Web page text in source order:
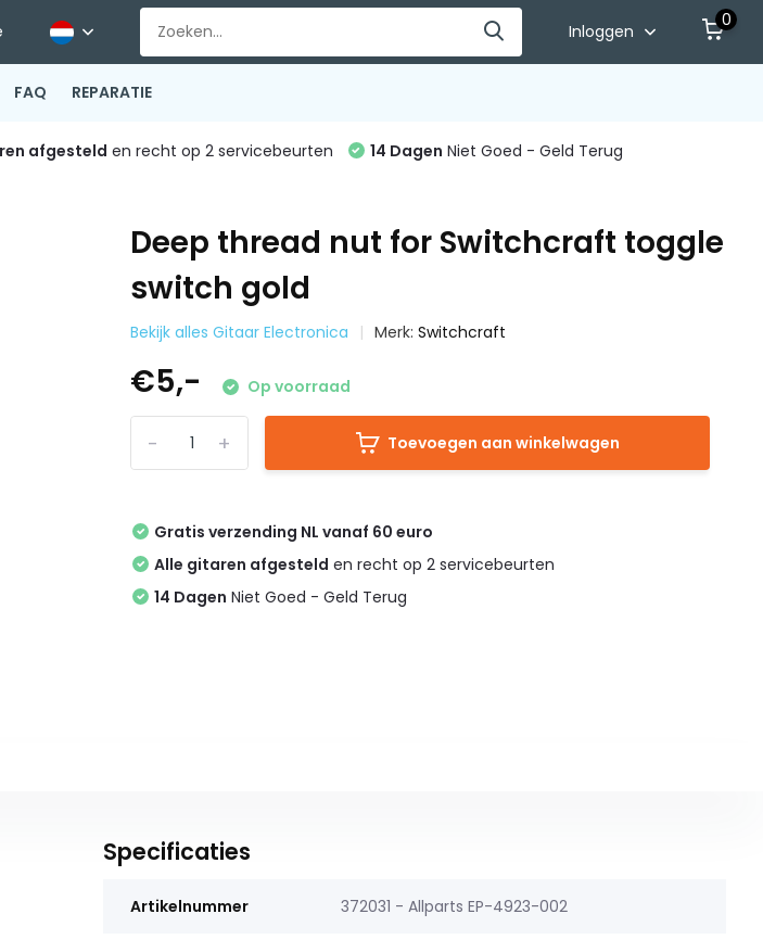
Inloggen
0
FAQ REPARATIE
afgesteld en recht op 2 servicebeurten 14 Dagen Niet Goed - Geld Terug
Deep thread nut for Switchcraft toggle
switch gold
Bekijk alles Gitaar Electronica Merk:Switchcraft
€5,- Op voorraad
+
- Toevoegen aan winkelwagen
Gratis verzending NL vanaf 60 euro
Alle gitaren afgesteld en recht op 2 servicebeurten
14 Dagen Niet Goed - Geld Terug
Specificaties
Artikelnummer 372031 - Allparts EP-4923-002